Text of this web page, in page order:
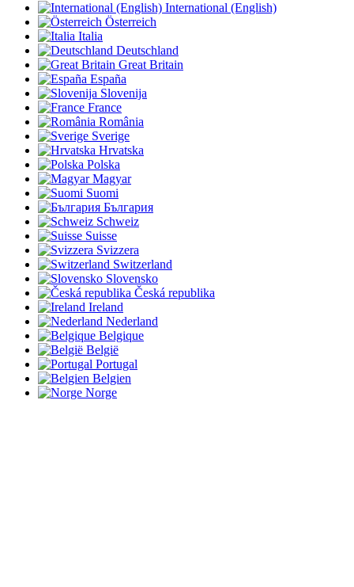
International (English)
Österreich
Italia
Deutschland
Great Britain
España
Slovenija
France
România
Sverige
Hrvatska
Polska
Magyar
Suomi
България
Schweiz
Suisse
Svizzera
Switzerland
Slovensko
Česká republika
Ireland
Nederland
Belgique
België
Portugal
Belgien
Norge